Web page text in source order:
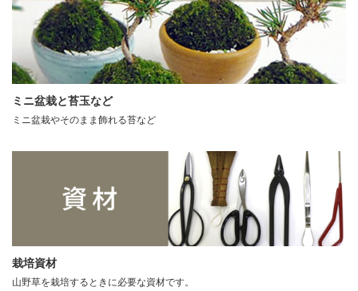
ミニ盆栽と苔玉など
ミニ盆栽やそのまま飾れる苔など
栽培資材
山野草を栽培するときに必要な資材です。